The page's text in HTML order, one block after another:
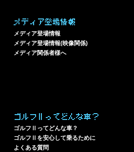
メディア登場情報
メディア登場情報
メディア登場情報(映像関係)
メディア関係者様へ
ゴルフⅡってどんな車？
ゴルフⅡってどんな車？
ゴルフⅡを安心して乗るために
よくある質問